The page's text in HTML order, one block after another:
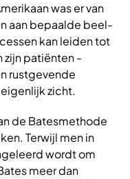
was er van
aan bepaalde beel-
kan leiden tot
zijn patiënten -
rustgevende
zicht.
de Batesmethode
Terwijl men in
wordt om
meer dan